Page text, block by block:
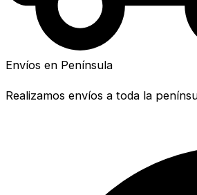
Envíos en Península
Realizamos envíos a toda la